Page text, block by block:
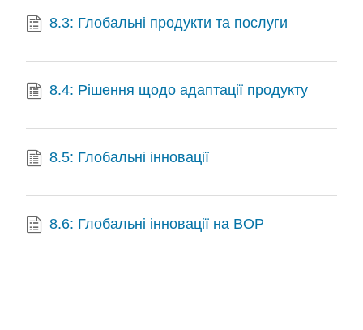
8.3: Глобальні продукти та послуги
8.4: Рішення щодо адаптації продукту
8.5: Глобальні інновації
8.6: Глобальні інновації на BOP